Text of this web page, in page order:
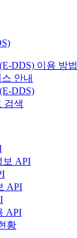
DDS) 이용 방법
안내
DDS)
검색
보 API
API
API
황